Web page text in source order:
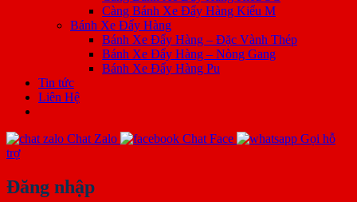
Càng Bánh Xe Đẩy Hàng Kiểu M
Bánh Xe Đẩy Hàng
Bánh Xe Đẩy Hàng – Đặc Vành Thép
Bánh Xe Đẩy Hàng – Nòng Gang
Bánh Xe Đẩy Hàng Pu
Tin tức
Liên Hệ
Chat Zalo Chat Face
Gọi hỗ
trợ
Đăng nhập